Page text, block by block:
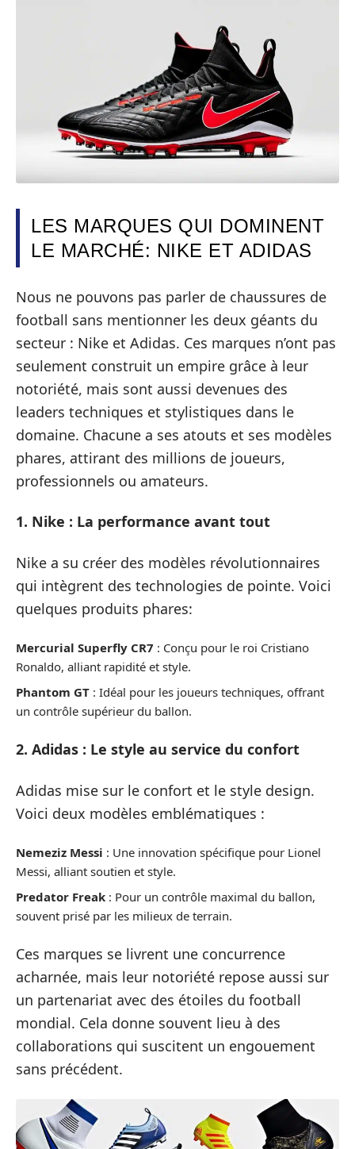
LES MARQUES QUI DOMINENT
LE MARCHÉ: NIKE ET ADIDAS
Nous ne pouvons pas parler de chaussures de
football sans mentionner les deux géants du
secteur : Nike et Adidas. Ces marques n’ont pas
seulement construit un empire grâce à leur
notoriété, mais sont aussi devenues des
leaders techniques et stylistiques dans le
domaine. Chacune a ses atouts et ses modèles
phares, attirant des millions de joueurs,
professionnels ou amateurs.
1. Nike : La performance avant tout
Nike a su créer des modèles révolutionnaires
qui intègrent des technologies de pointe. Voici
quelques produits phares:
Mercurial Superfly CR7 : Conçu pour le roi Cristiano
Ronaldo, alliant rapidité et style.
Phantom GT : Idéal pour les joueurs techniques, offrant
un contrôle supérieur du ballon.
2. Adidas : Le style au service du confort
Adidas mise sur le confort et le style design.
Voici deux modèles emblématiques :
Nemeziz Messi : Une innovation spécifique pour Lionel
Messi, alliant soutien et style.
Predator Freak : Pour un contrôle maximal du ballon,
souvent prisé par les milieux de terrain.
Ces marques se livrent une concurrence
acharnée, mais leur notoriété repose aussi sur
un partenariat avec des étoiles du football
mondial. Cela donne souvent lieu à des
collaborations qui suscitent un engouement
sans précédent.